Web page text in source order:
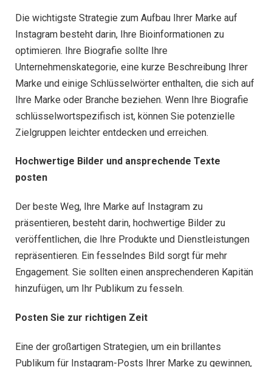
Die wichtigste Strategie zum Aufbau Ihrer Marke auf
Instagram besteht darin, Ihre Bioinformationen zu
optimieren. Ihre Biografie sollte Ihre
Unternehmenskategorie, eine kurze Beschreibung Ihrer
Marke und einige Schlüsselwörter enthalten, die sich auf
Ihre Marke oder Branche beziehen. Wenn Ihre Biografie
schlüsselwortspezifisch ist, können Sie potenzielle
Zielgruppen leichter entdecken und erreichen.
Hochwertige Bilder und ansprechende Texte
posten
Der beste Weg, Ihre Marke auf Instagram zu
präsentieren, besteht darin, hochwertige Bilder zu
veröffentlichen, die Ihre Produkte und Dienstleistungen
repräsentieren. Ein fesselndes Bild sorgt für mehr
Engagement. Sie sollten einen ansprechenderen Kapitän
hinzufügen, um Ihr Publikum zu fesseln.
Posten Sie zur richtigen Zeit
Eine der großartigen Strategien, um ein brillantes
Publikum für Instagram-Posts Ihrer Marke zu gewinnen,